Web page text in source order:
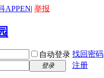
APPEN| 举报
自动登录 找回密码
登录 注册